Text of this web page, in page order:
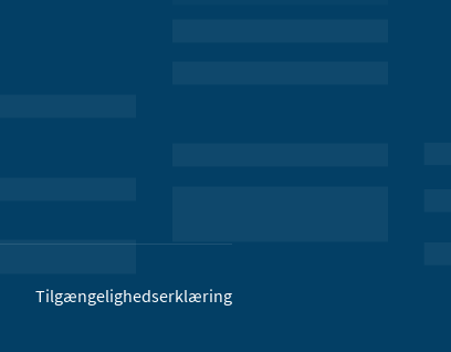
Tilgængelighedserklæring